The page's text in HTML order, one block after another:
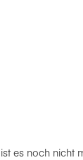
es noch